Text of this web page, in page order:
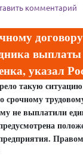
комментарий
указал
такую
срочному
не выплатили